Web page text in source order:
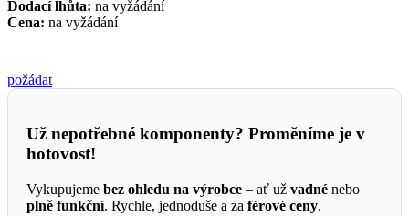
Dodací lhůta: na vyžádání
Cena: na vyžádání
požádat
Už nepotřebné komponenty? Proměníme je v
hotovost!
Vykupujeme bez ohledu na výrobce – ať už vadné nebo
plně funkční. Rychle, jednoduše a za férové ceny.